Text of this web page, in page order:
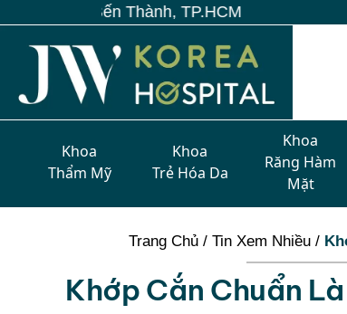
Khoa
Thẩm Mỹ
Khoa
Trẻ Hóa Da
Khoa
Răng Hàm
Mặt
Trang Chủ/ Tin Xem Nhiều/
Khớp Cắn Chuẩn